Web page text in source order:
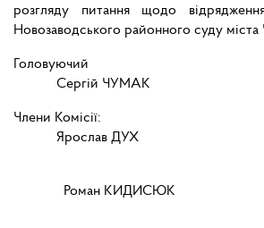
розгляду питання щодо
Новозаводського районного суду міста
Сергій ЧУМАК
Члени
Ярослав ДУХ
Роман КИДИСЮК